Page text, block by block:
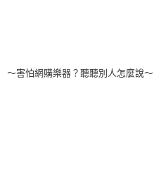
～害怕網購樂器？聽聽別人怎麼說～